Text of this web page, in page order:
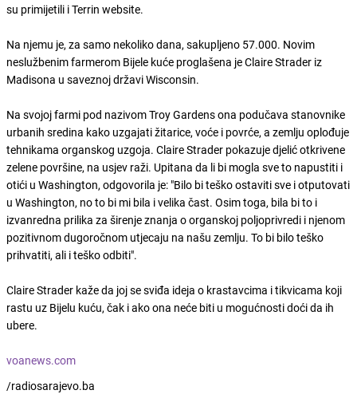
su primijetili i Terrin website.
Na njemu je, za samo nekoliko dana, sakupljeno 57.000. Novim
neslužbenim farmerom Bijele kuće proglašena je Claire Strader iz
Madisona u saveznoj državi Wisconsin.
Na svojoj farmi pod nazivom Troy Gardens ona podučava stanovnike
urbanih sredina kako uzgajati žitarice, voće i povrće, a zemlju oplođuje
tehnikama organskog uzgoja. Claire Strader pokazuje djelić otkrivene
zelene površine, na usjev raži. Upitana da li bi mogla sve to napustiti i
otići u Washington, odgovorila je: "Bilo bi teško ostaviti sve i otputovati
u Washington, no to bi mi bila i velika čast. Osim toga, bila bi to i
izvanredna prilika za širenje znanja o organskoj poljoprivredi i njenom
pozitivnom dugoročnom utjecaju na našu zemlju. To bi bilo teško
prihvatiti, ali i teško odbiti".
Claire Strader kaže da joj se sviđa ideja o krastavcima i tikvicama koji
rastu uz Bijelu kuću, čak i ako ona neće biti u mogućnosti doći da ih
ubere.
voanews.com
/radiosarajevo.ba